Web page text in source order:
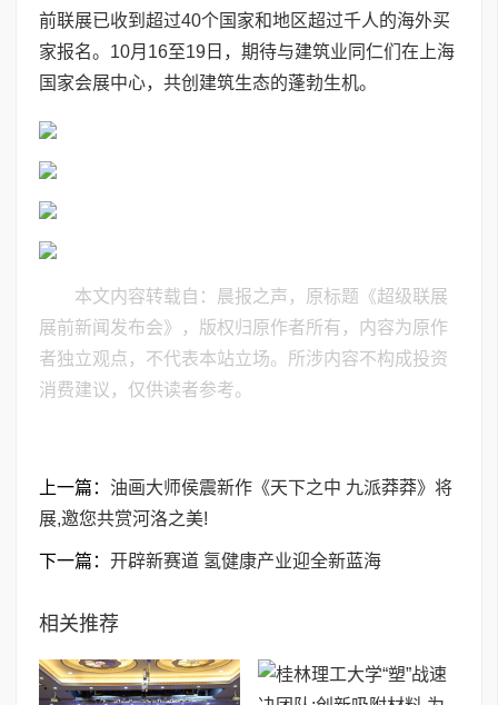
前联展已收到超过40个国家和地区超过千人的海外买
家报名。10月16至19日，期待与建筑业同仁们在上海
国家会展中心，共创建筑生态的蓬勃生机。
本文内容转载自：晨报之声，原标题《超级联展
展前新闻发布会》，版权归原作者所有，内容为原作
者独立观点，不代表本站立场。所涉内容不构成投资
消费建议，仅供读者参考。
上一篇： 油画大师侯震新作《天下之中 九派莽莽》将
展,邀您共赏河洛之美!
下一篇： 开辟新赛道 氢健康产业迎全新蓝海
相关推荐